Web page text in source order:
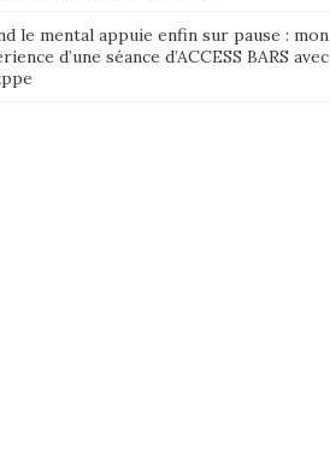
le mental appuie enfin sur pause : mon
d’une séance d’ACCESS BARS avec